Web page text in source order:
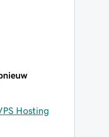
Hosting